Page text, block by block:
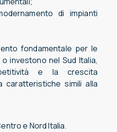
di impianti
fondamentale per le
investono nel Sud Italia,
e la crescita
caratteristiche simili alla
e Nord Italia.